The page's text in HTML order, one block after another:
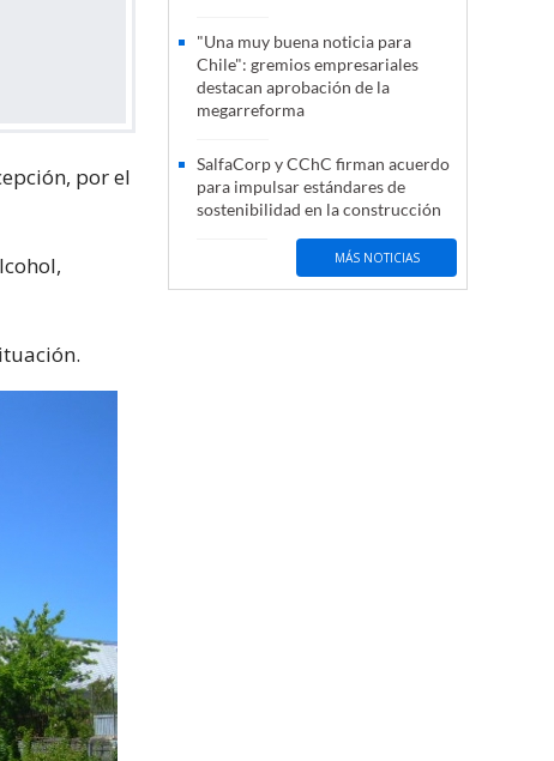
por el
"Una muy buena noticia para
Chile": gremios empresariales
destacan aprobación de la
megarreforma
SalfaCorp y CChC firman acuerdo
para impulsar estándares de
sostenibilidad en la construcción
MÁS NOTICIAS